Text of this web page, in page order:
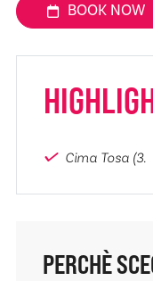
BOOK NOW
Cima Tosa (3.
PERCHÈ